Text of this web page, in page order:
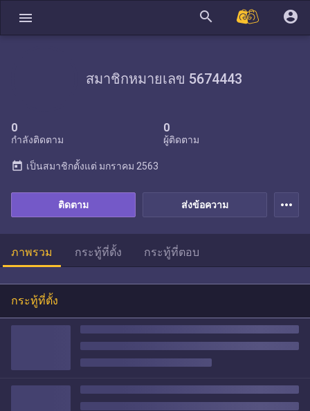
menu search account_circle
สมาชิกหมายเลข 5674443
0
กำลังติดตาม
0
ผู้ติดตาม
ส่งข้อความ
ติดตาม
today เป็นสมาชิกตั้งแต่ มกราคม 2563
more_horiz
ภาพรวม กระทู้ที่ตั้ง กระทู้ที่ตอบ
กระทู้ที่ตั้ง